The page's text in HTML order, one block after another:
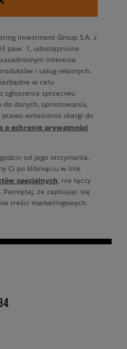
Investment Group S.A. z
paw. 1, udostępnione
interesie
i usług własnych.
w celu
sprzeciwu
danych, sprostowania,
wniesienia skargi do
o ochronie prywatności
od jego otrzymania.
Ci po kliknięciu w link
specjalnych, nie łączy
że zapisując się
treści marketingowych.